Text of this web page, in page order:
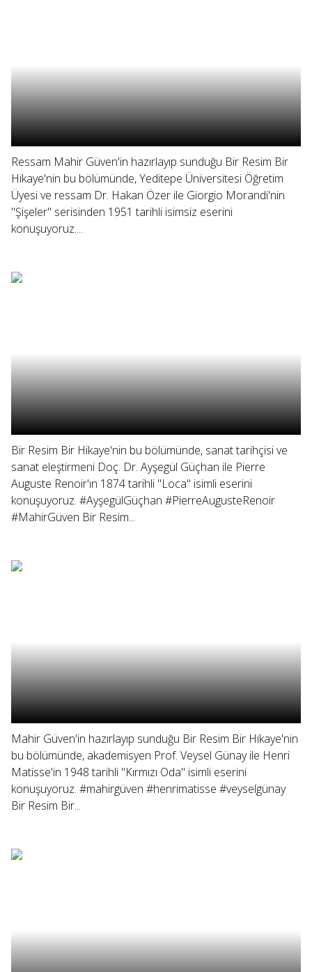
Ressam Mahir Güven'in hazırlayıp sunduğu Bir Resim Bir
Hikaye'nin bu bölümünde, Yeditepe Üniversitesi Öğretim
Üyesi ve ressam Dr. Hakan Özer ile Giorgio Morandi'nin
"Şişeler" serisinden 1951 tarihli isimsiz eserini
konuşuyoruz....
Bir Resim Bir Hikaye'nin bu bölümünde, sanat tarihçisi ve
sanat eleştirmeni Doç. Dr. Ayşegül Güçhan ile Pierre
Auguste Renoir'ın 1874 tarihli "Loca" isimli eserini
konuşuyoruz. #AyşegülGüçhan #PierreAugusteRenoir
#MahirGüven Bir Resim...
Mahir Güven'in hazırlayıp sunduğu Bir Resim Bir Hikaye'nin
bu bölümünde, akademisyen Prof. Veysel Günay ile Henri
Matisse'in 1948 tarihli "Kırmızı Oda" isimli eserini
konuşuyoruz. #mahirgüven #henrimatisse #veyselgünay
Bir Resim Bir...